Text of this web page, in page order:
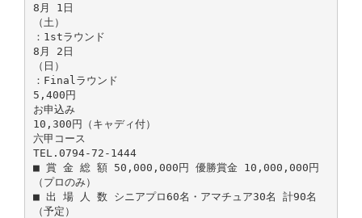
8月 1日
（土）
：1stラウンド
8月 2日
（日）
：Finalラウンド
5,400円
お申込み
10,300円（キャディ付）
六甲コース
TEL.0794-72-1444
■ 賞 金 総 額 50,000,000円 優勝賞金 10,000,000円
（プロのみ）
■ 出 場 人 数 シニアプロ60名・アマチュア30名 計90名
（予定）